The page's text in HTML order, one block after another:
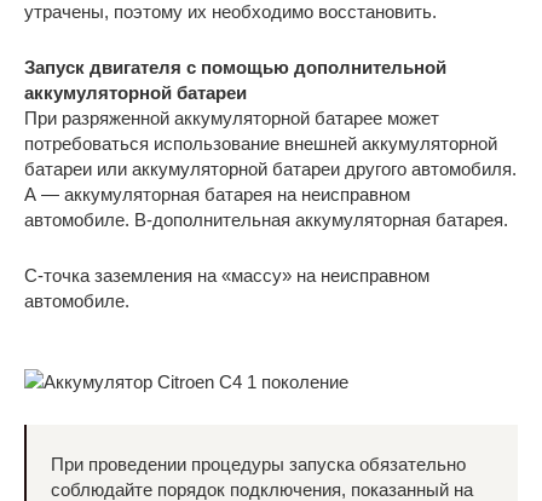
утрачены, поэтому их необходимо восстановить.
Запуск двигателя с помощью дополнительной
аккумуляторной батареи
При разряженной аккумуляторной батарее может
потребоваться использование внешней аккумуляторной
батареи или аккумуляторной батареи другого автомобиля.
А — аккумуляторная батарея на неисправном
автомобиле. В-дополнительная аккумуляторная батарея.
С-точка заземления на «массу» на неисправном
автомобиле.
При проведении процедуры запуска обязательно
соблюдайте порядок подключения, показанный на